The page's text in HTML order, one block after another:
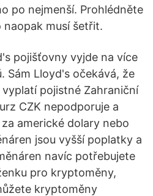
po nejmenší. Prohlédněte
naopak musí šetřit.
pojišťovny vyjde na více
Sám Lloyd's očekává, že
pojistné Zahraniční
CZK nepodporuje a
americké dolary nebo
jsou vyšší poplatky a
navíc potřebujete
pro kryptoměny,
kryptoměny